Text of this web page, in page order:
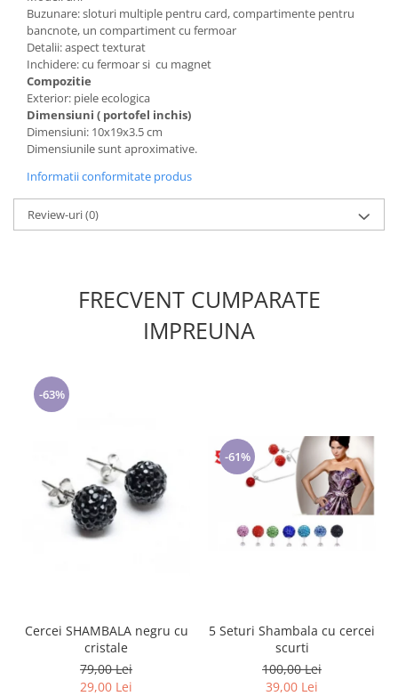
Buzunare: sloturi multiple pentru card, compartimente pentru
bancnote, un compartiment cu fermoar
Detalii: aspect texturat
Inchidere: cu fermoar si cu magnet
Compozitie
Exterior: piele ecologica
Dimensiuni ( portofel inchis)
Dimensiuni: 10x19x3.5 cm
Dimensiunile sunt aproximative.
Informatii conformitate produs
Review-uri(0)
FRECVENT CUMPARATE
IMPREUNA
-63%
Cercei SHAMBALA negru cu
cristale
79,00 Lei
29,00 Lei
-61%
5 Seturi Shambala cu cercei
scurti
100,00 Lei
39,00 Lei